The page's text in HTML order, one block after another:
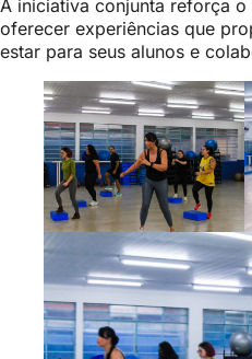
A iniciativa conjunta reforça
oferecer experiências que
estar para seus alunos e